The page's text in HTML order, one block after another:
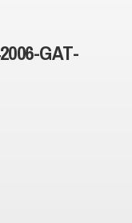
GAT-